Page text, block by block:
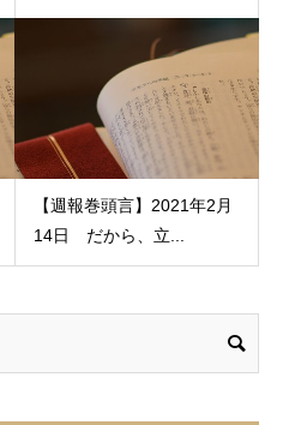
【週報巻頭言】2021年2月
14日 だから、立...